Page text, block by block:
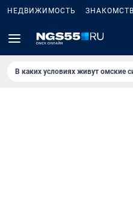
НЕДВИЖИМОСТЬ
В каких условиях живут омские